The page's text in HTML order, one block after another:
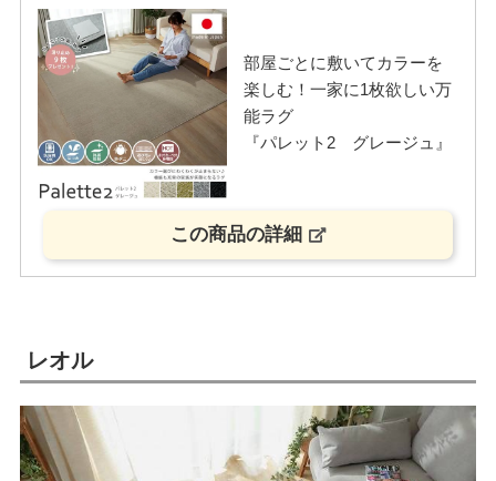
部屋ごとに敷いてカラーを
楽しむ！一家に1枚欲しい万
能ラグ
『パレット2 グレージュ』
この商品の詳細
レオル